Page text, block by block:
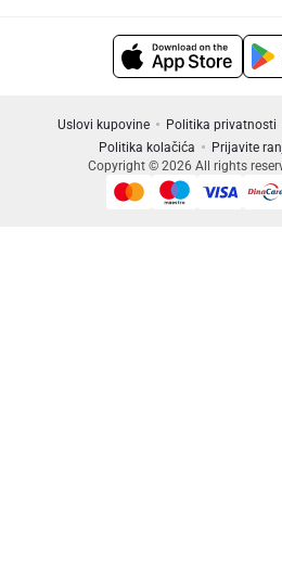
Uslovi kupovine Politika privatnosti
Politika kolačića
Prijavite
Copyright © 2026 All rights